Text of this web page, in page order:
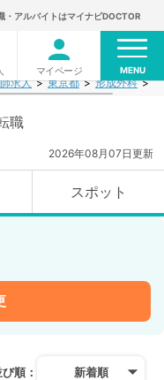
・アルバイトはマイナビDOCTOR
マイページ MENU
求人 東京都 形成外科
職
2026年08月07日更新
スポット
順： 新着順